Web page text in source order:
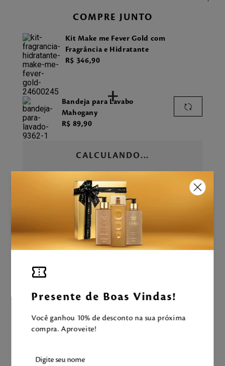
Presente de Boas Vindas!
Você ganhou 10% de desconto na sua próxima
compra. Aproveite!
COMPRE JUNTO
Kit Make me Fever Gold com
Fragrância e Hidratante
R$ 346,90
+
Bandeja para Lavabo
Mahogany
R$ 89,90
CALCULANDO...
ADICIONAR À SACOLA
Aproveite e tenha uma experiência
Mahogany completa!
LEVE TAMBÉM